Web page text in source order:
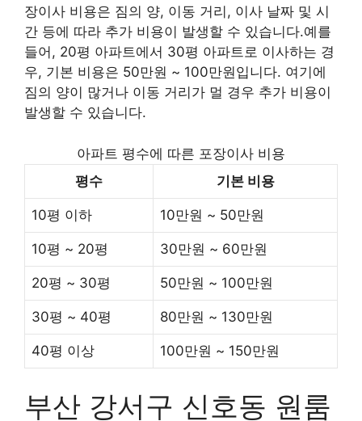
장이사 비용은 짐의 양, 이동 거리, 이사 날짜 및 시
간 등에 따라 추가 비용이 발생할 수 있습니다.예를
들어, 20평 아파트에서 30평 아파트로 이사하는 경
우, 기본 비용은 50만원 ~ 100만원입니다. 여기에
짐의 양이 많거나 이동 거리가 멀 경우 추가 비용이
발생할 수 있습니다.
아파트 평수에 따른 포장이사 비용
평수
기본 비용
10평 이하 10만원 ~ 50만원
10평 ~ 20평 30만원 ~ 60만원
20평 ~ 30평 50만원 ~ 100만원
30평 ~ 40평 80만원 ~ 130만원
40평 이상 100만원 ~ 150만원
부산 강서구 신호동 원룸